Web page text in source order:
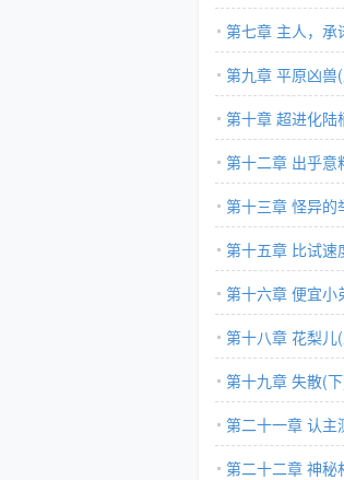
第七章 主人，承
第九章 平原凶兽
第十章 超进化陆
第十二章 出乎意
第十三章 怪异的
第十五章 比试速
第十六章 便宜小
第十八章 花梨儿
第十九章 失散(
第二十一章 认主
第二十二章 神秘